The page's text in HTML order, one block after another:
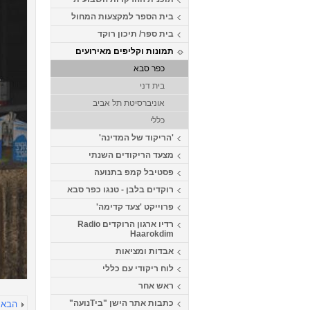
בית הספר למקצעות המחול
בית ספר/ תיכון רוקד
תמונות וקליפים מאירועים
כפר סבא
בית דני
אוניברסיטת תל אביב
כללי
'הריקוד של המדינה'
מצעד הריקודים השנתי
פסטיבל קמפ בתנועה
רוקדים בלבן - טנגו כפר סבא
פרוייקט 'צעד קדימה'
רדיו ארגון הרוקדים Radio
Haarokdim
אבדות ומציאות
לוח ריקודי עם כללי
ראש אחר
כתבות אתר הישן "ביTנועה"
הבא